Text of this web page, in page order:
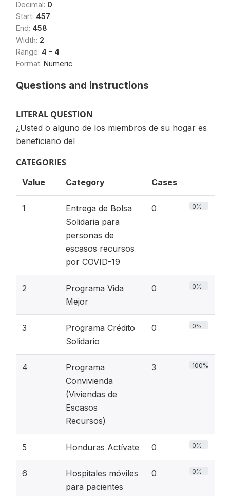
Decimal: 0
Start: 457
End: 458
Width: 2
Range: 4 - 4
Format: Numeric
Questions and instructions
LITERAL QUESTION
¿Usted o alguno de los miembros de su hogar es
beneficiario del
CATEGORIES
Value Category Cases
1
Entrega de Bolsa
Solidaria para
personas de
escasos recursos
por COVID-19
0 0%
2
Programa Vida
Mejor
0 0%
3
Programa Crédito
Solidario
0 0%
4
Programa
Convivienda
(Viviendas de
Escasos
Recursos)
3 100%
5 Honduras Actívate 0 0%
6
Hospitales móviles
para pacientes
0 0%